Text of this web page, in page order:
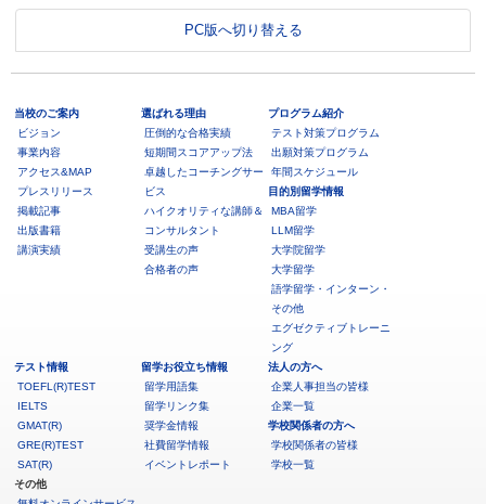
PC版へ切り替える
当校のご案内
ビジョン
事業内容
アクセス&MAP
プレスリリース
掲載記事
出版書籍
講演実績
選ばれる理由
圧倒的な合格実績
短期間スコアアップ法
卓越したコーチングサー
ビス
ハイクオリティな講師＆
コンサルタント
受講生の声
合格者の声
プログラム紹介
テスト対策プログラム
出願対策プログラム
年間スケジュール
目的別留学情報
MBA留学
LLM留学
大学院留学
大学留学
語学留学・インターン・
その他
エグゼクティブトレーニ
ング
テスト情報
TOEFL(R)TEST
IELTS
GMAT(R)
GRE(R)TEST
SAT(R)
留学お役立ち情報
留学用語集
留学リンク集
奨学金情報
社費留学情報
イベントレポート
法人の方へ
企業人事担当の皆様
企業一覧
学校関係者の方へ
学校関係者の皆様
学校一覧
その他